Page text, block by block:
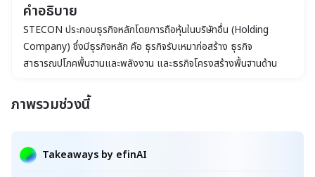
คำอธิบาย
STECON ประกอบธุรกิจหลักโดยการถือหุ้นในบริษัทอื่น (Holding
Company) ซึ่งมีธุรกิจหลัก คือ ธุรกิจรับเหมาก่อสร้าง ธุรกิจ
สาธารณูปโภคพื้นฐานและพลังงาน และธุรกิจโครงสร้างพื้นฐานด้าน
ภาพรวมช่วงนี้
Takeaways by efinAI
xxxxx xxxxxxxxxxxxxxxxxxxxxxxxxxxxxx
xxxxxxxxxxxxxxxxxx xxxxxxxxxxxxxxx xxxxx